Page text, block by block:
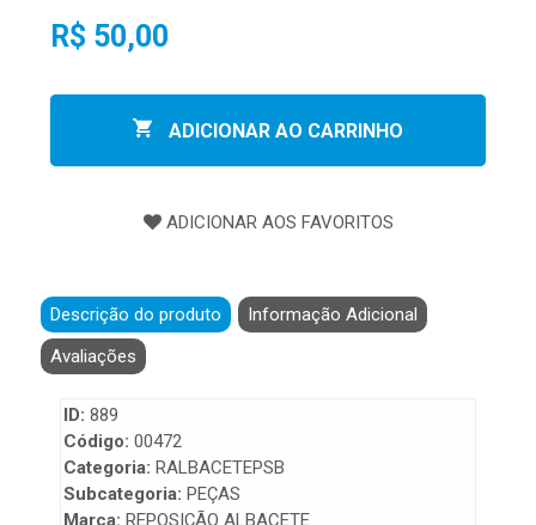
R$ 50,00
ADICIONAR AO CARRINHO
Descrição do produto
Informação Adicional
Avaliações
ID: 889
Código: 00472
Categoria: RALBACETEPSB
Subcategoria: PEÇAS
Marca: REPOSIÇÃO ALBACETE